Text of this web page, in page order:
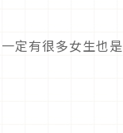
定有很多女生也是